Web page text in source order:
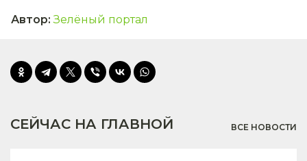
Автор: Зелёный портал
СЕЙЧАС НА ГЛАВНОЙ ВСЕ НОВОСТИ